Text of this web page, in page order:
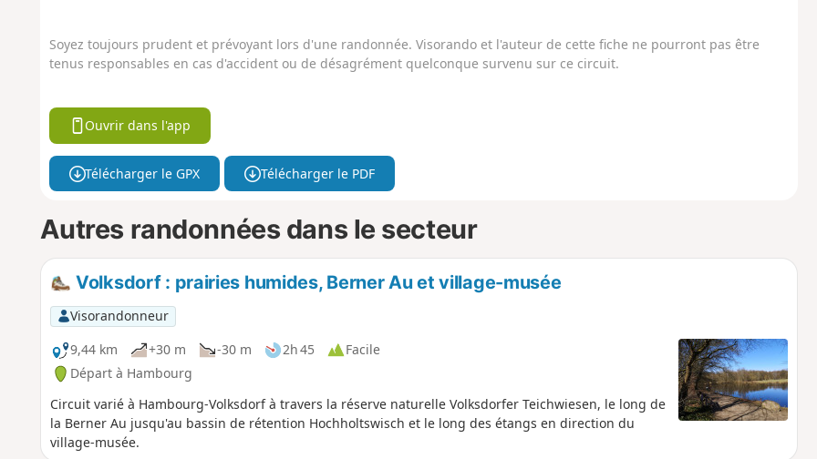
Soyez toujours prudent et prévoyant lors d'une randonnée. Visorando et l'auteur de cette fiche ne pourront pas être
tenus responsables en cas d'accident ou de désagrément quelconque survenu sur ce circuit.
Ouvrir dans l'app
Télécharger le GPX Télécharger le PDF
Autres randonnées dans le secteur
Volksdorf : prairies humides, Berner Au et village-musée
Visorandonneur
9,44 km
+30 m -30 m 2h 45
Facile
Départ à Hambourg
Circuit varié à Hambourg-Volksdorf à travers la réserve naturelle Volksdorfer Teichwiesen, le long de
la Berner Au jusqu'au bassin de rétention Hochholtswisch et le long des étangs en direction du
village-musée.